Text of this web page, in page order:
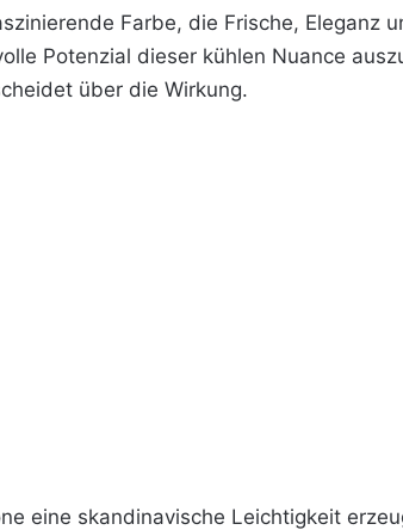
Farbe, die Frische, Eleganz
Potenzial dieser kühlen Nuance
über die Wirkung.
eine skandinavische Leichtigkeit